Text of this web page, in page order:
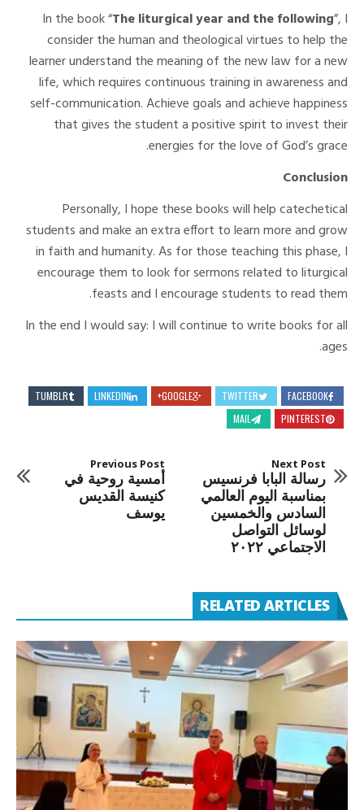
In the book “The liturgical year and the following”, I
consider the human and theological virtues to help the
learner understand the meaning of the new law for a new
life, which requires continuous training in awareness and
self-communication. Achieve goals and achieve happiness
that gives the student a positive spirit to invest their
energies for the love of God’s grace.
Conclusion
Personally, I hope these books will help catechetical
students and make an extra effort to learn more and grow
in faith and humanity. As for those teaching this phase, I
encourage them to look for sermons related to liturgical
feasts and I encourage students to read them.
In the end I would say: I will continue to write books for all
ages.
FACEBOOK
TWITTER
GOOGLE+
LINKEDIN
TUMBLR
PINTEREST
MAIL
Previous Post
أمسية روحية في
كنيسة القديس
يوسف
Next Post
رسالة البابا فرنسيس
بمناسبة اليوم العالمي
السادس والخمسين
لوسائل التواصل
الاجتماعي ٢٠٢٢
RELATED ARTICLES